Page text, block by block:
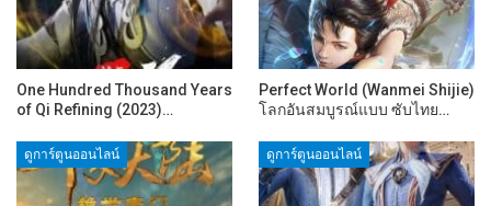
One Hundred Thousand Years
of Qi Refining (2023)…
Perfect World (Wanmei Shijie)
โลกอันสมบูรณ์แบบ ซับไทย…
ดูการ์ตูนออนไลน์ ดูการ์ตูนออนไลน์